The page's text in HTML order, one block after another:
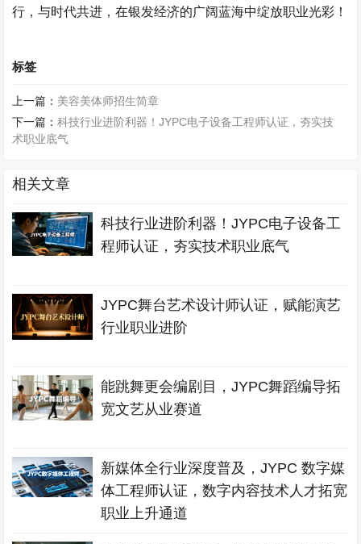
行，与时代共进，在银发经济的广阔蓝海中绽放职业光彩！​
标签
上一篇： 美容美体师招生简章
下一篇：科技行业进阶利器！JYPC电子设备工程师认证，夯实技
术职业底气
相关文章
科技行业进阶利器！JYPC电子设备工
程师认证，夯实技术职业底气
JYPC舞台艺术设计师认证，赋能演艺
行业职业进阶
能跳舞更会编剧目，JYPC舞蹈编导拓
宽文艺从业赛道
新媒体全行业深度普及，JYPC 数字媒
体工程师认证，数字内容技术人才拓宽
职业上升通道